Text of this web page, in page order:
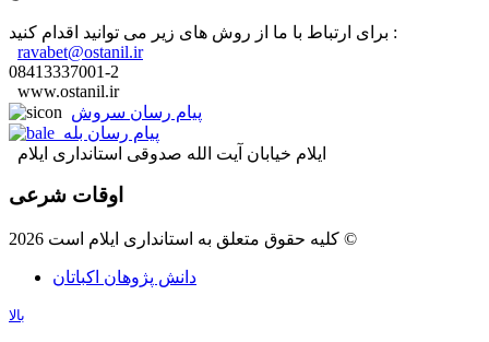
برای ارتباط با ما از روش های زیر می توانید اقدام کنید :
ravabet@ostanil.ir
08413337001-2
www.ostanil.ir
پیام رسان سروش
پیام رسان بله
ایلام خیابان آیت الله صدوقی استانداری ایلام
اوقات شرعی
کلیه حقوق متعلق به استانداری ایلام است 2026 ©
دانش پژوهان اکباتان
بالا